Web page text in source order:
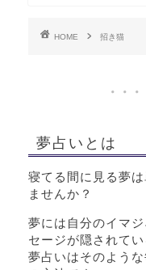
HOME 招き猫
夢占いとは
寝てる間に見る夢
ませんか？
夢には自分のイマ
セージが隠されてい
夢占いはそのよう